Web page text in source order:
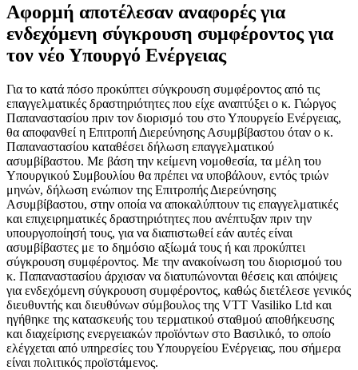
Αφορμή αποτέλεσαν αναφορές για
ενδεχόμενη σύγκρουση συμφέροντος για
τον νέο Υπουργό Ενέργειας
Για το κατά πόσο προκύπτει σύγκρουση συμφέροντος από τις
επαγγελματικές δραστηριότητες που είχε αναπτύξει ο κ. Γιώργος
Παπαναστασίου πριν τον διορισμό του στο Υπουργείο Ενέργειας,
θα αποφανθεί η Επιτροπή Διερεύνησης Ασυμβίβαστου όταν ο κ.
Παπαναστασίου καταθέσει δήλωση επαγγελματικού
ασυμβίβαστου. Με βάση την κείμενη νομοθεσία, τα μέλη του
Υπουργικού Συμβουλίου θα πρέπει να υποβάλουν, εντός τριών
μηνών, δήλωση ενώπιον της Επιτροπής Διερεύνησης
Ασυμβίβαστου, στην οποία να αποκαλύπτουν τις επαγγελματικές
και επιχειρηματικές δραστηριότητες που ανέπτυξαν πριν την
υπουργοποίησή τους, για να διαπιστωθεί εάν αυτές είναι
ασυμβίβαστες με το δημόσιο αξίωμά τους ή και προκύπτει
σύγκρουση συμφέροντος. Με την ανακοίνωση του διορισμού του
κ. Παπαναστασίου άρχισαν να διατυπώνονται θέσεις και απόψεις
για ενδεχόμενη σύγκρουση συμφέροντος, καθώς διετέλεσε γενικός
διευθυντής και διευθύνων σύμβουλος της VTT Vasiliko Ltd και
ηγήθηκε της κατασκευής του τερματικού σταθμού αποθήκευσης
και διαχείρισης ενεργειακών προϊόντων στο Βασιλικό, το οποίο
ελέγχεται από υπηρεσίες του Υπουργείου Ενέργειας, που σήμερα
είναι πολιτικός προϊστάμενος.